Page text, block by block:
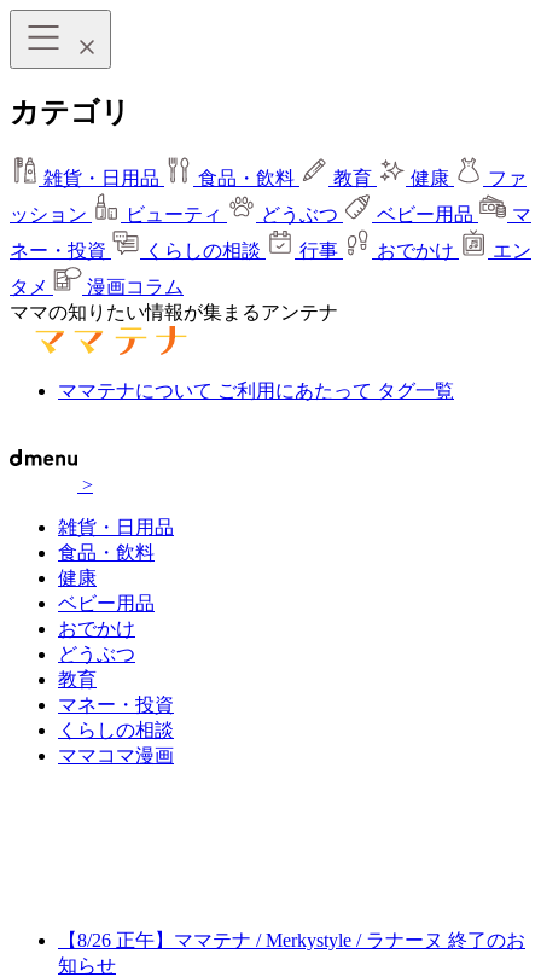
カテゴリ
雑貨・日用品 食品・飲料 教育 健康
ファ
ッション
ビューティ どうぶつ ベビー用品
マ
ネー・投資
くらしの相談 行事 おでかけ
エン
タメ
漫画コラム
ママの知りたい情報が集まるアンテナ
ママテナについて ご利用にあたって タグ一覧
>
雑貨・日用品
食品・飲料
健康
ベビー用品
おでかけ
どうぶつ
教育
マネー・投資
くらしの相談
ママコマ漫画
【8/26 正午】ママテナ / Merkystyle / ラナーヌ 終了のお
知らせ